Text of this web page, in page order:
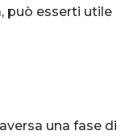
può esserti utile
una fase di